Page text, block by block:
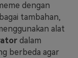
dengan
tambahan,
alat
dalam
berbeda agar